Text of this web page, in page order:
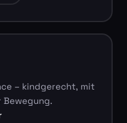
– kindgerecht, mit
Bewegung.